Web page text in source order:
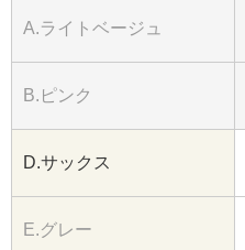
A.ライトベージュ
B.ピンク
D.サックス
E.グレー